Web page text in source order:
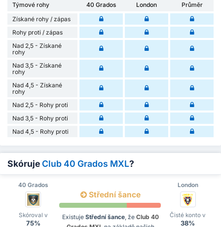
Týmové rohy 40 Grados London
Průměr
Získané rohy / zápas
Rohy proti / zápas
Nad 2,5 - Získané
rohy
Nad 3,5 - Získané
rohy
Nad 4,5 - Získané
rohy
Nad 2,5 - Rohy proti
Nad 3,5 - Rohy proti
Nad 4,5 - Rohy proti
Skóruje Club 40 Grados MXL?
40 Grados London
Skóroval v
75%
Střední šance
Existuje Střední šance , že Club 40
Čisté konto v
38%